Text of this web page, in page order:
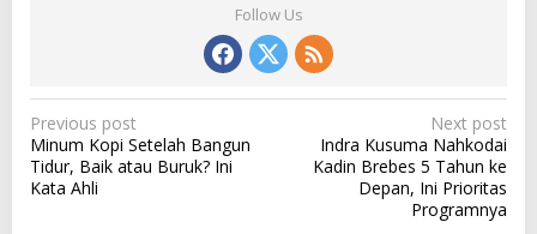
Follow Us
P
o
s
Previous post
Minum Kopi Setelah Bangun
Tidur, Baik atau Buruk? Ini
Kata Ahli
Next post
Indra Kusuma Nahkodai
Kadin Brebes 5 Tahun ke
Depan, Ini Prioritas
Programnya